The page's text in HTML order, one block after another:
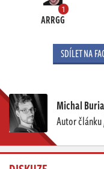
1
ARRGG
SDÍLET NA
Michal
Autor